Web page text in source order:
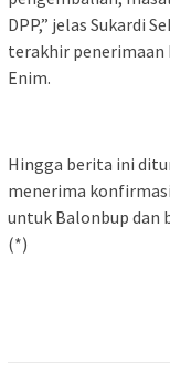
DPP,” jelas Sukardi
terakhir penerimaan
Enim.
Hingga berita ini
menerima
untuk Balonbup dan
(*)